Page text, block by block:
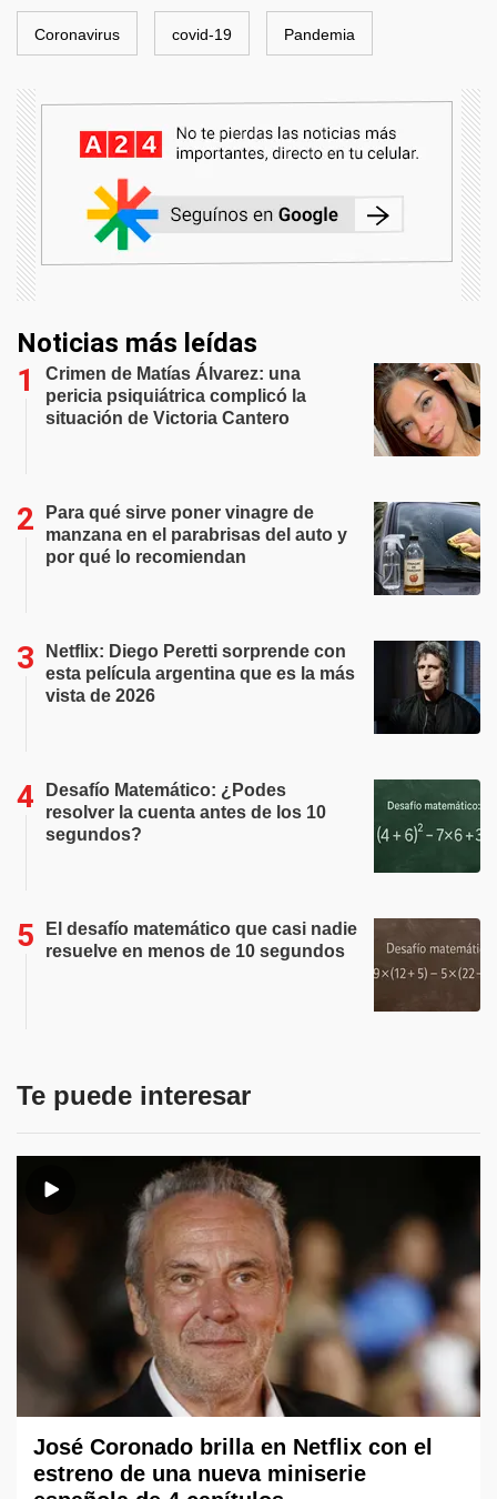
Coronavirus covid-19 Pandemia
Noticias más leídas
Crimen de Matías Álvarez: una
pericia psiquiátrica complicó la
situación de Victoria Cantero
Para qué sirve poner vinagre de
manzana en el parabrisas del auto y
por qué lo recomiendan
Netflix: Diego Peretti sorprende con
esta película argentina que es la más
vista de 2026
Desafío Matemático: ¿Podes
resolver la cuenta antes de los 10
segundos?
El desafío matemático que casi nadie
resuelve en menos de 10 segundos
Te puede interesar
José Coronado brilla en Netflix con el
estreno de una nueva miniserie